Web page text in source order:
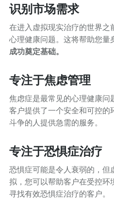
识别市场需求
在进入虚拟现实治疗的世界
心理健康问题。这将帮助您量
成功奠定基础。
专注于焦虑管理
焦虑症是最常见的心理健康
客户提供了一个安全和可控
斗争的人提供急需的服务。
专注于恐惧症治疗
恐惧症可能是令人衰弱的，
拟，您可以帮助客户在受控
寻找有效恐惧症治疗的客户。